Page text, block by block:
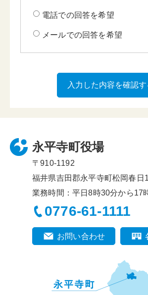
電話での回答を希望
メールでの回答を希望
永平寺町役場
〒910-1192
福井県吉田郡永平寺町松岡春日
業務時間：平日8時30分から17
0776-61-1111
お問い合わせ